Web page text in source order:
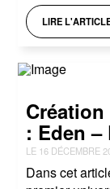
LIRE
Création
: Eden –
LE 16 DÉCEMBRE
Dans cet